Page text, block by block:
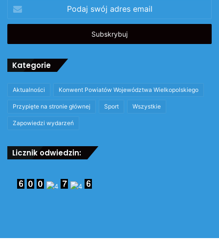
swój
adres
Kategorie
Aktualności Konwent Powiatów Województwa Wielkopolskiego
Przypięte na stronie głównej Sport Wszystkie
Zapowiedzi wydarzeń
Licznik odwiedzin: